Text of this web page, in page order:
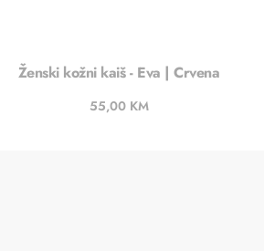
Ženski kožni kaiš - Eva | Crvena
55,00 KM